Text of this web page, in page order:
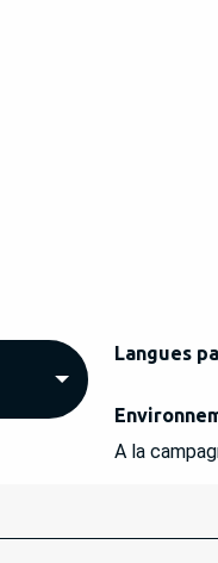
Langues
Langues
A la